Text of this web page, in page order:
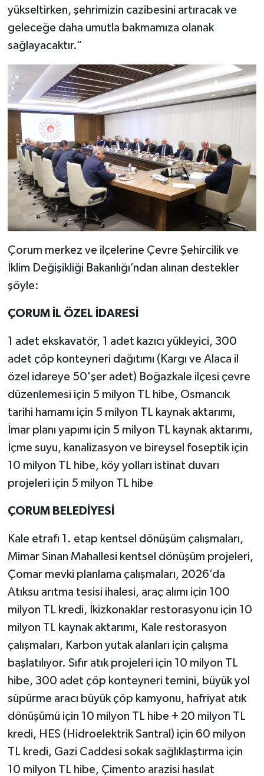
yükseltirken, şehrimizin cazibesini artıracak ve
geleceğe daha umutla bakmamıza olanak
sağlayacaktır.”
Çorum merkez ve ilçelerine Çevre Şehircilik ve
İklim Değişikliği Bakanlığı’ndan alınan destekler
şöyle:
ÇORUM İL ÖZEL İDARESİ
1 adet ekskavatör, 1 adet kazıcı yükleyici, 300
adet çöp konteyneri dağıtımı (Kargı ve Alaca il
özel idareye 50'şer adet) Boğazkale ilçesi çevre
düzenlemesi için 5 milyon TL hibe, Osmancık
tarihi hamamı için 5 milyon TL kaynak aktarımı,
İmar planı yapımı için 5 milyon TL kaynak aktarımı,
İçme suyu, kanalizasyon ve bireysel foseptik için
10 milyon TL hibe, köy yolları istinat duvarı
projeleri için 5 milyon TL hibe
ÇORUM BELEDİYESİ
Kale etrafı 1. etap kentsel dönüşüm çalışmaları,
Mimar Sinan Mahallesi kentsel dönüşüm projeleri,
Çomar mevki planlama çalışmaları, 2026’da
Atıksu arıtma tesisi ihalesi, araç alımı için 100
milyon TL kredi, İkizkonaklar restorasyonu için 10
milyon TL kaynak aktarımı, Kale restorasyon
çalışmaları, Karbon yutak alanları için çalışma
başlatılıyor. Sıfır atık projeleri için 10 milyon TL
hibe, 300 adet çöp konteyneri temini, büyük yol
süpürme aracı büyük çöp kamyonu, hafriyat atık
dönüşümü için 10 milyon TL hibe + 20 milyon TL
kredi, HES (Hidroelektrik Santral) için 60 milyon
TL kredi, Gazi Caddesi sokak sağlıklaştırma için
10 milyon TL hibe, Çimento arazisi hasılat